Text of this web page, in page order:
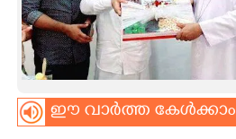
ASTRO
CARTOONS
ഈ വാർത്ത കേൾക്കാം